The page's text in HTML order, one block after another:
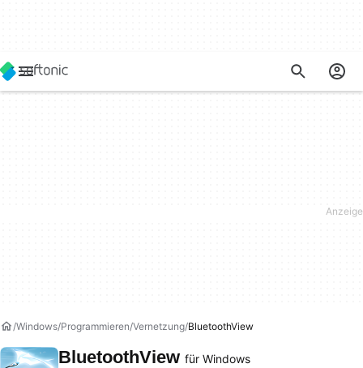
Windows Programmieren Vernetzung BluetoothView
BluetoothView für Windows